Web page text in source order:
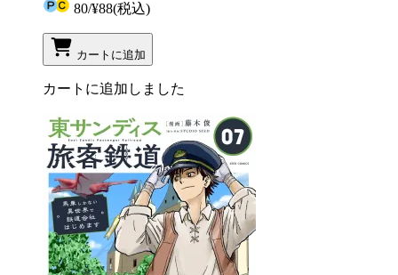
80/¥88(税込)
カートに追加
カートに追加しました